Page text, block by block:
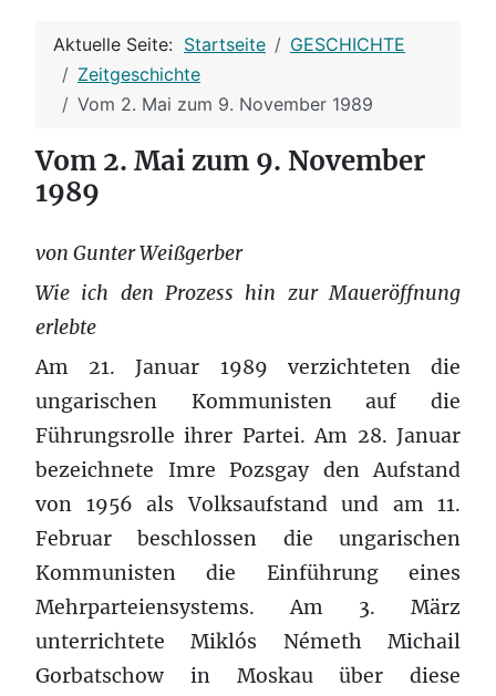
Aktuelle Seite: Startseite
GESCHICHTE
Zeitgeschichte
Vom 2. Mai zum 9. November 1989
Vom 2. Mai zum 9. November
1989
von Gunter Weißgerber
Wie ich den Prozess hin zur Maueröffnung
erlebte
Am 21. Januar 1989 verzichteten die
ungarischen Kommunisten auf die
Führungsrolle ihrer Partei. Am 28. Januar
bezeichnete Imre Pozsgay den Aufstand
von 1956 als Volksaufstand und am 11.
Februar beschlossen die ungarischen
Kommunisten die Einführung eines
Mehrparteiensystems. Am 3. März
unterrichtete Miklós Németh Michail
Gorbatschow in Moskau über diese